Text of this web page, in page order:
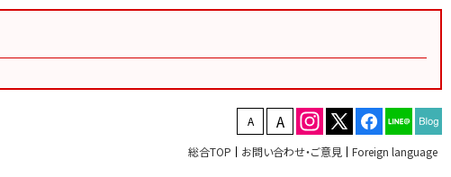
文字を縮小する
文字を拡大する
総合TOP お問い合わせ・ご意見 Foreign language